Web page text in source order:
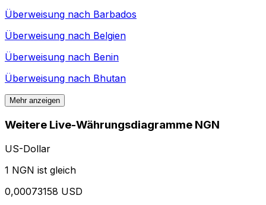
Überweisung nach Barbados
Überweisung nach Belgien
Überweisung nach Benin
Überweisung nach Bhutan
Mehr anzeigen
Weitere Live-Währungsdiagramme NGN
US-Dollar
1 NGN ist gleich
0,00073158 USD